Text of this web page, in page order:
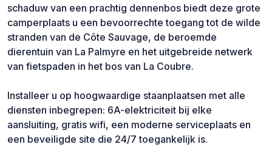
schaduw van een prachtig dennenbos biedt deze grote
camperplaats u een bevoorrechte toegang tot de wilde
stranden van de Côte Sauvage, de beroemde
dierentuin van La Palmyre en het uitgebreide netwerk
van fietspaden in het bos van La Coubre.
Installeer u op hoogwaardige staanplaatsen met alle
diensten inbegrepen: 6A-elektriciteit bij elke
aansluiting, gratis wifi, een moderne serviceplaats en
een beveiligde site die 24/7 toegankelijk is.